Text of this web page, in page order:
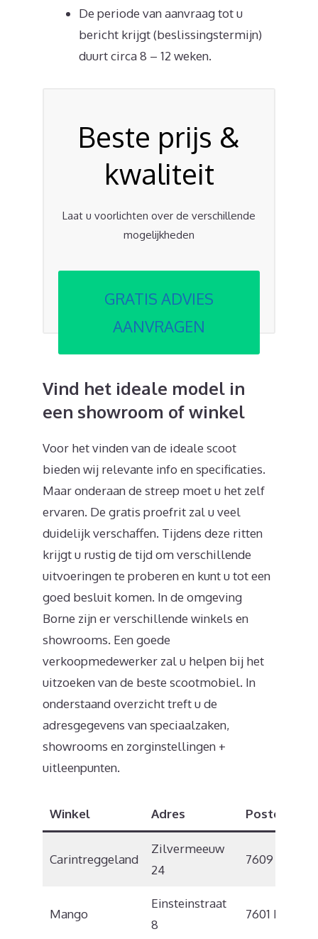
De periode van aanvraag tot u
bericht krijgt (beslissingstermijn)
duurt circa 8 – 12 weken.
Beste prijs &
kwaliteit
Laat u voorlichten over de verschillende
mogelijkheden
GRATIS ADVIES
AANVRAGEN
Vind het ideale model in
een showroom of winkel
Voor het vinden van de ideale scoot
bieden wij relevante info en specificaties.
Maar onderaan de streep moet u het zelf
ervaren. De gratis proefrit zal u veel
duidelijk verschaffen. Tijdens deze ritten
krijgt u rustig de tijd om verschillende
uitvoeringen te proberen en kunt u tot een
goed besluit komen. In de omgeving
Borne zijn er verschillende winkels en
showrooms. Een goede
verkoopmedewerker zal u helpen bij het
uitzoeken van de beste scootmobiel. In
onderstaand overzicht treft u de
adresgegevens van speciaalzaken,
showrooms en zorginstellingen +
uitleenpunten.
Winkel Adres Postcode
Carintreggeland
Zilvermeeuw
24
7609 RZ
Mango
Einsteinstraat
8
7601 PR